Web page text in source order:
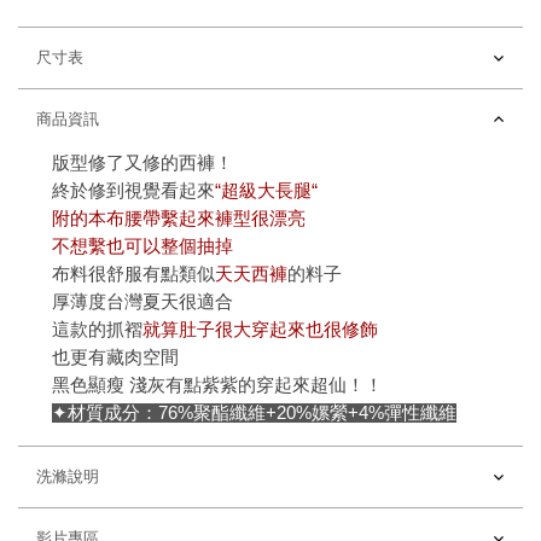
尺寸表
商品資訊
版型修了又修的西褲！
終於修到視覺看起來“超級大長腿“
附的本布腰帶繫起來褲型很漂亮
不想繫也可以整個抽掉
布料很舒服有點類似天天西褲的料子
厚薄度台灣夏天很適合
這款的抓褶就算肚子很大穿起來也很修飾
也更有藏肉空間
黑色顯瘦 淺灰有點紫紫的穿起來超仙！！
✦材質成分：76%聚酯纖維+20%嫘縈+4%彈性纖維
洗滌說明